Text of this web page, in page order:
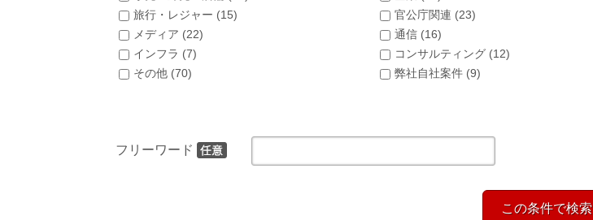
旅行・レジャー (15) 官公庁関連 (23)
メディア (22) 通信 (16)
インフラ (7) コンサルティング (12)
その他 (70) 弊社自社案件 (9)
フリーワード
この条件で検索